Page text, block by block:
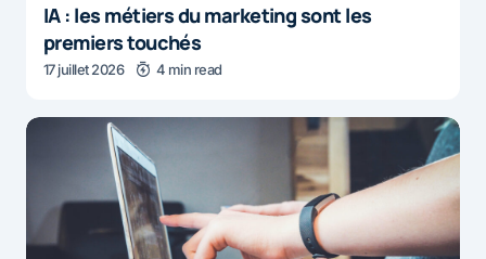
IA : les métiers du marketing sont les
premiers touchés
17 juillet 2026 4 min read